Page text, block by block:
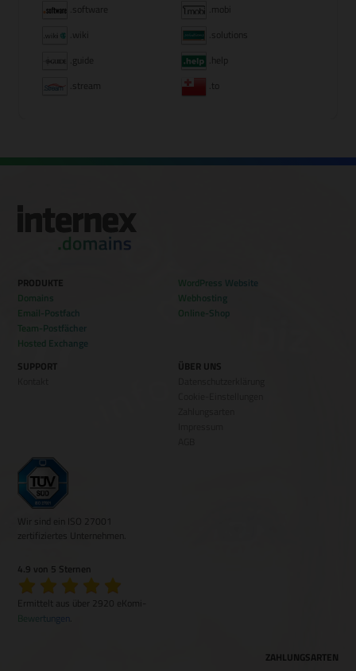
.software
.mobi
.wiki
.solutions
.guide
.help
.stream
.to
PRODUKTE
Domains
Email-Postfach
Team-Postfächer
Hosted Exchange
WordPress Website
Webhosting
Online-Shop
SUPPORT
ÜBER UNS
Wir sind ein ISO 27001
zertifiziertes Unternehmen.
4.9 von 5 Sternen
Ermittelt aus über 2920 eKomi-
Bewertungen
ZAHLUNGSARTEN